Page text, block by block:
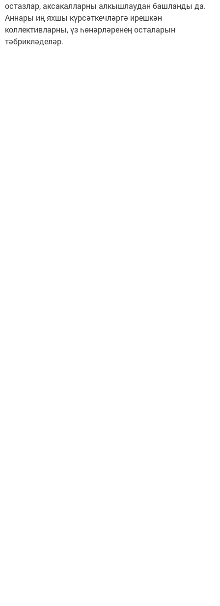
остазлар, аксакалларны алкышлаудан башланды да.
Аннары иң яхшы күрсәткечләргә ирешкән
коллективларны, үз һөнәрләренең осталарын
тәбрикләделәр.